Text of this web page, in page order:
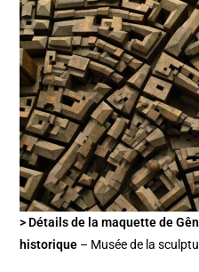
> Détails de la maquette de
historique – Musée de la